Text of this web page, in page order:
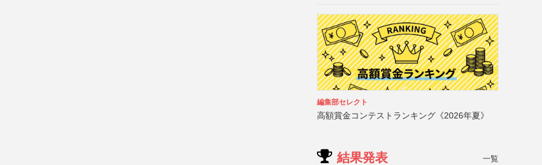
編集部セレクト
高額賞金コンテストランキング《2026年夏》
結果発表 一覧